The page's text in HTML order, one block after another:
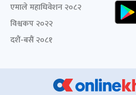
एमाले महाधिवेशन २०८२
विश्वकप २०२२
दशैं-बसैं २०८१